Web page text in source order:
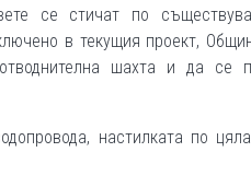
се стичат по
в текущия проект,
шахта и да се
настилката по